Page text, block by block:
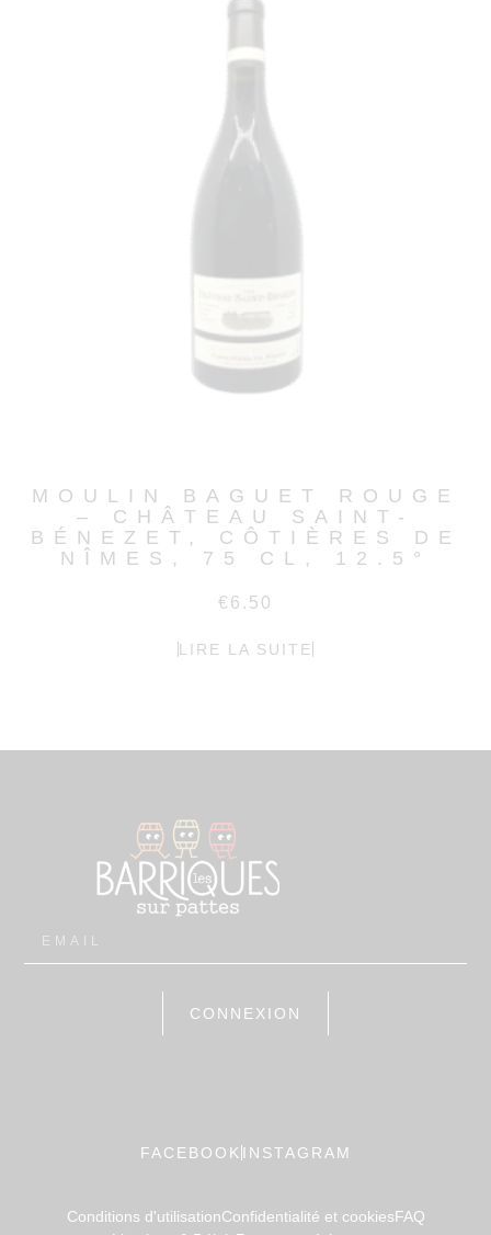
MOULIN BAGUET ROUGE
– CHÂTEAU SAINT-
BÉNEZET, CÔTIÈRES DE
NÎMES, 75 CL, 12.5°
€ 6.50
LIRE LA SUITE
CONNEXION
FACEBOOK INSTAGRAM
Conditions d'utilisationConfidentialité et cookiesFAQ